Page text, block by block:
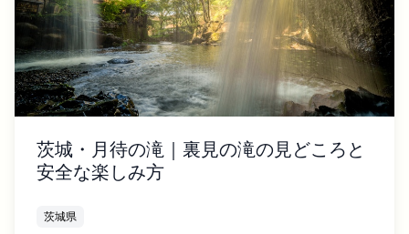
茨城・月待の滝｜裏見の滝の見どころと
安全な楽しみ方
茨城県